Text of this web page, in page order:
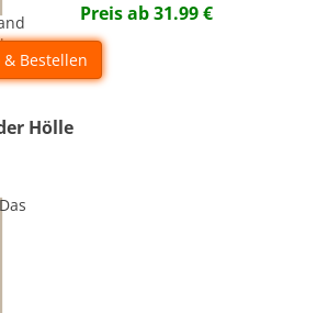
Preis ab31.99€
& Bestellen
Hölle
Das